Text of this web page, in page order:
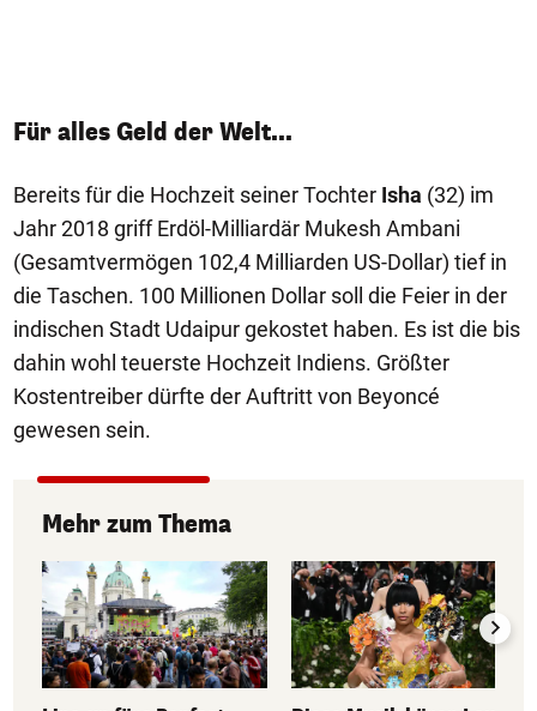
Für alles Geld der Welt...
Bereits für die Hochzeit seiner Tochter Isha (32) im
Jahr 2018 griff Erdöl-Milliardär Mukesh Ambani
(Gesamtvermögen 102,4 Milliarden US-Dollar) tief in
die Taschen. 100 Millionen Dollar soll die Feier in der
indischen Stadt Udaipur gekostet haben. Es ist die bis
dahin wohl teuerste Hochzeit Indiens. Größter
Kostentreiber dürfte der Auftritt von Beyoncé
gewesen sein.
Mehr zum Thema